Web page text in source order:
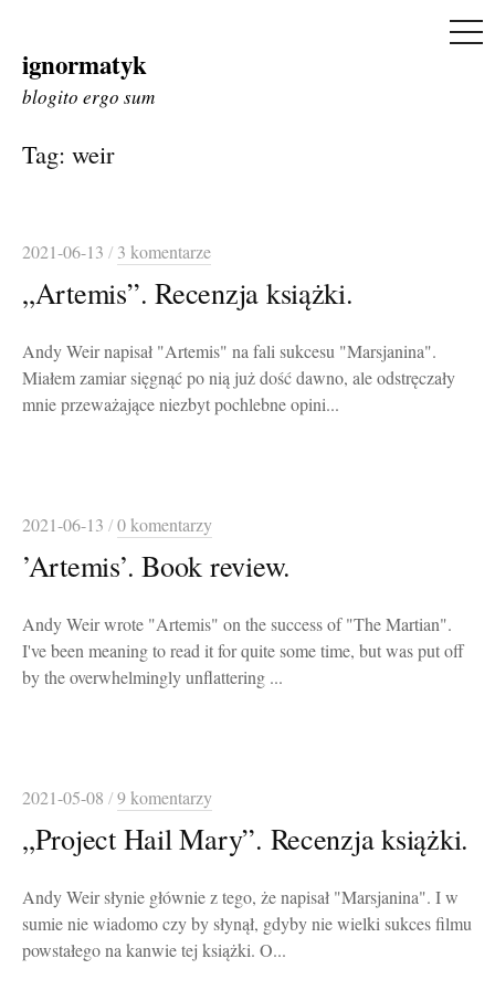
Skip
to
ignormatyk
blogito ergo sum
Tag: weir
2021-06-13 / 3 komentarze
„Artemis”. Recenzja książki.
Andy Weir napisał "Artemis" na fali sukcesu "Marsjanina".
Miałem zamiar sięgnąć po nią już dość dawno, ale odstręczały
mnie przeważające niezbyt pochlebne opini...
2021-06-13 /0 komentarzy
’Artemis’. Book review.
Andy Weir wrote "Artemis" on the success of "The Martian".
I've been meaning to read it for quite some time, but was put off
by the overwhelmingly unflattering ...
2021-05-08 /9 komentarzy
„Project Hail Mary”. Recenzja książki.
Andy Weir słynie głównie z tego, że napisał "Marsjanina". I w
sumie nie wiadomo czy by słynął, gdyby nie wielki sukces filmu
powstałego na kanwie tej książki. O...